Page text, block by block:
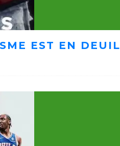
EST EN DEUIL